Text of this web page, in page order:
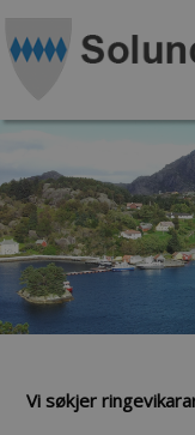
Vi søkjer